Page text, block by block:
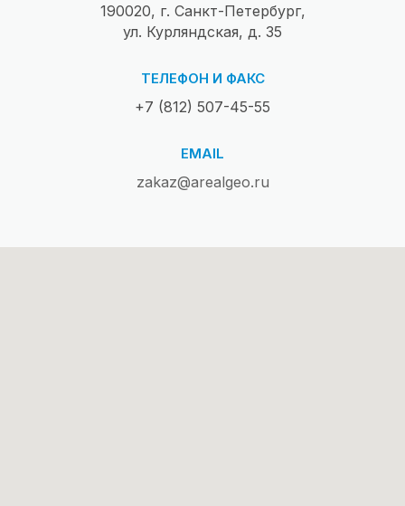
190020, г. Санкт-Петербург,
ул. Курляндская, д. 35
ТЕЛЕФОН И ФАКС
+7 (812) 507-45-55
EMAIL
zakaz@arealgeo.ru